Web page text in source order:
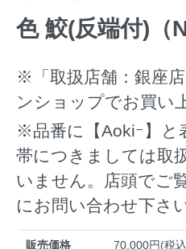
色 鮫(反端付)（
※「取扱店舗：銀座
ンショップでお買い
※品番に【Aokiｰ】と
帯につきましては取
いません。店頭でご
にお問い合わせ下さ
販売価格 70,000円(税